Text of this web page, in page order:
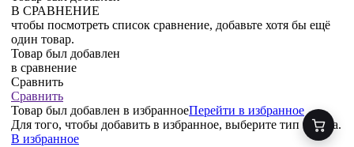
В СРАВНЕНИЕ
чтобы посмотреть список сравнение, добавьте хотя бы ещё
один товар.
Товар был добавлен
в сравнение
Сравнить
Сравнить
Товар был добавлен в избранноеПерейти в избранное
Для того, чтобы добавить в избранное, выберите тип товара.
В избранное